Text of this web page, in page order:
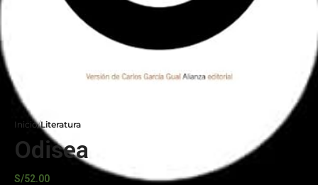
Inicio Literatura
Odisea
S/52.00